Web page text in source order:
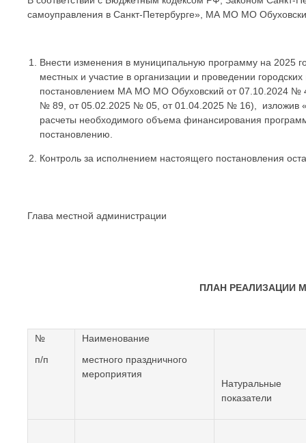
самоуправления в Санкт-Петербурге», МА МО МО
Внести изменения в муниципальную программу на 2025
местных и участие в организации и проведении
постановлением МА МО МО Обуховский от 07.10.2024 №
№ 89, от 05.02.2025 № 05, от 01.04.2025 № 16), изложив
расчеты необходимого объема финансирования
постановлению.
Контроль за исполнением настоящего постановления
Глава местной
ПЛАН РЕАЛИЗАЦИИ
№
п/п
Наименование
местного праздничного
мероприятия
Натуральные
показатели